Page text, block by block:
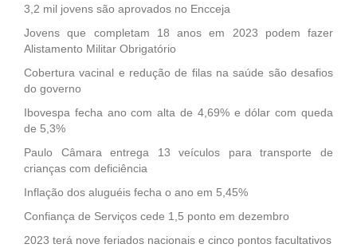
3,2 mil jovens são aprovados no Encceja
Jovens que completam 18 anos em 2023 podem fazer
Alistamento Militar Obrigatório
Cobertura vacinal e redução de filas na saúde são desafios
do governo
Ibovespa fecha ano com alta de 4,69% e dólar com queda
de 5,3%
Paulo Câmara entrega 13 veículos para transporte de
crianças com deficiência
Inflação dos aluguéis fecha o ano em 5,45%
Confiança de Serviços cede 1,5 ponto em dezembro
2023 terá nove feriados nacionais e cinco pontos facultativos